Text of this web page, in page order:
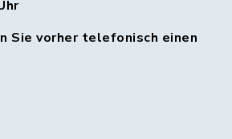
Sie vorher telefonisch einen